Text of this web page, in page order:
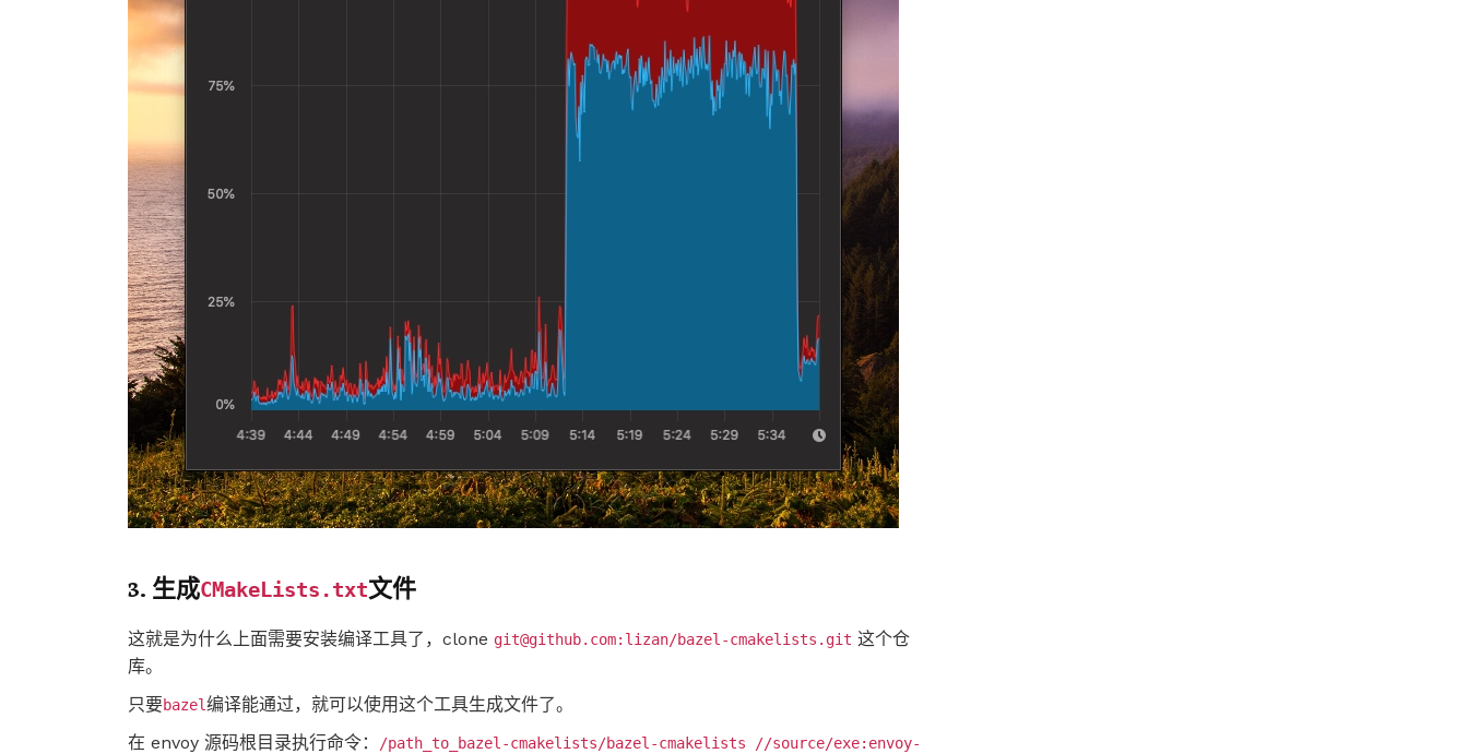
3. 生成CMakeLists.txt文件
这就是为什么上面需要安装编译工具了，clone git@github.com:lizan/bazel-cmakelists.git 这个仓
库。
只要bazel编译能通过，就可以使用这个工具生成文件了。
在 envoy 源码根目录执行命令：
/path_to_bazel-cmakelists/bazel-cmakelists //source/exe:envoy-